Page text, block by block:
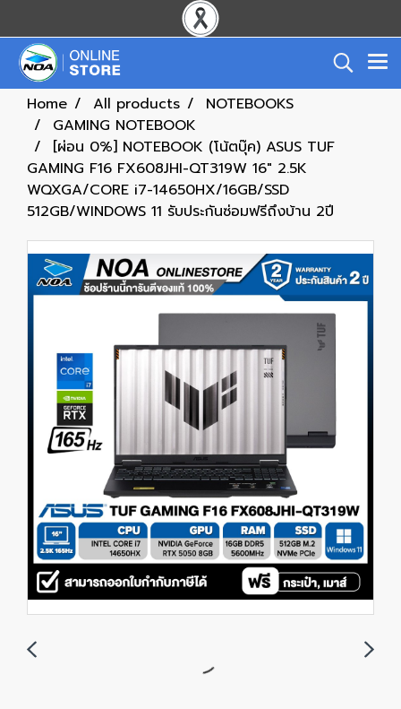
Home All products
NOTEBOOKS
GAMING NOTEBOOK
[ผ่อน 0%] NOTEBOOK (โน้ตบุ๊ค) ASUS TUF
GAMING F16 FX608JHI-QT319W 16" 2.5K
WQXGA/CORE i7-14650HX/16GB/SSD
512GB/WINDOWS 11 รับประกันซ่อมฟรีถึงบ้าน 2ปี